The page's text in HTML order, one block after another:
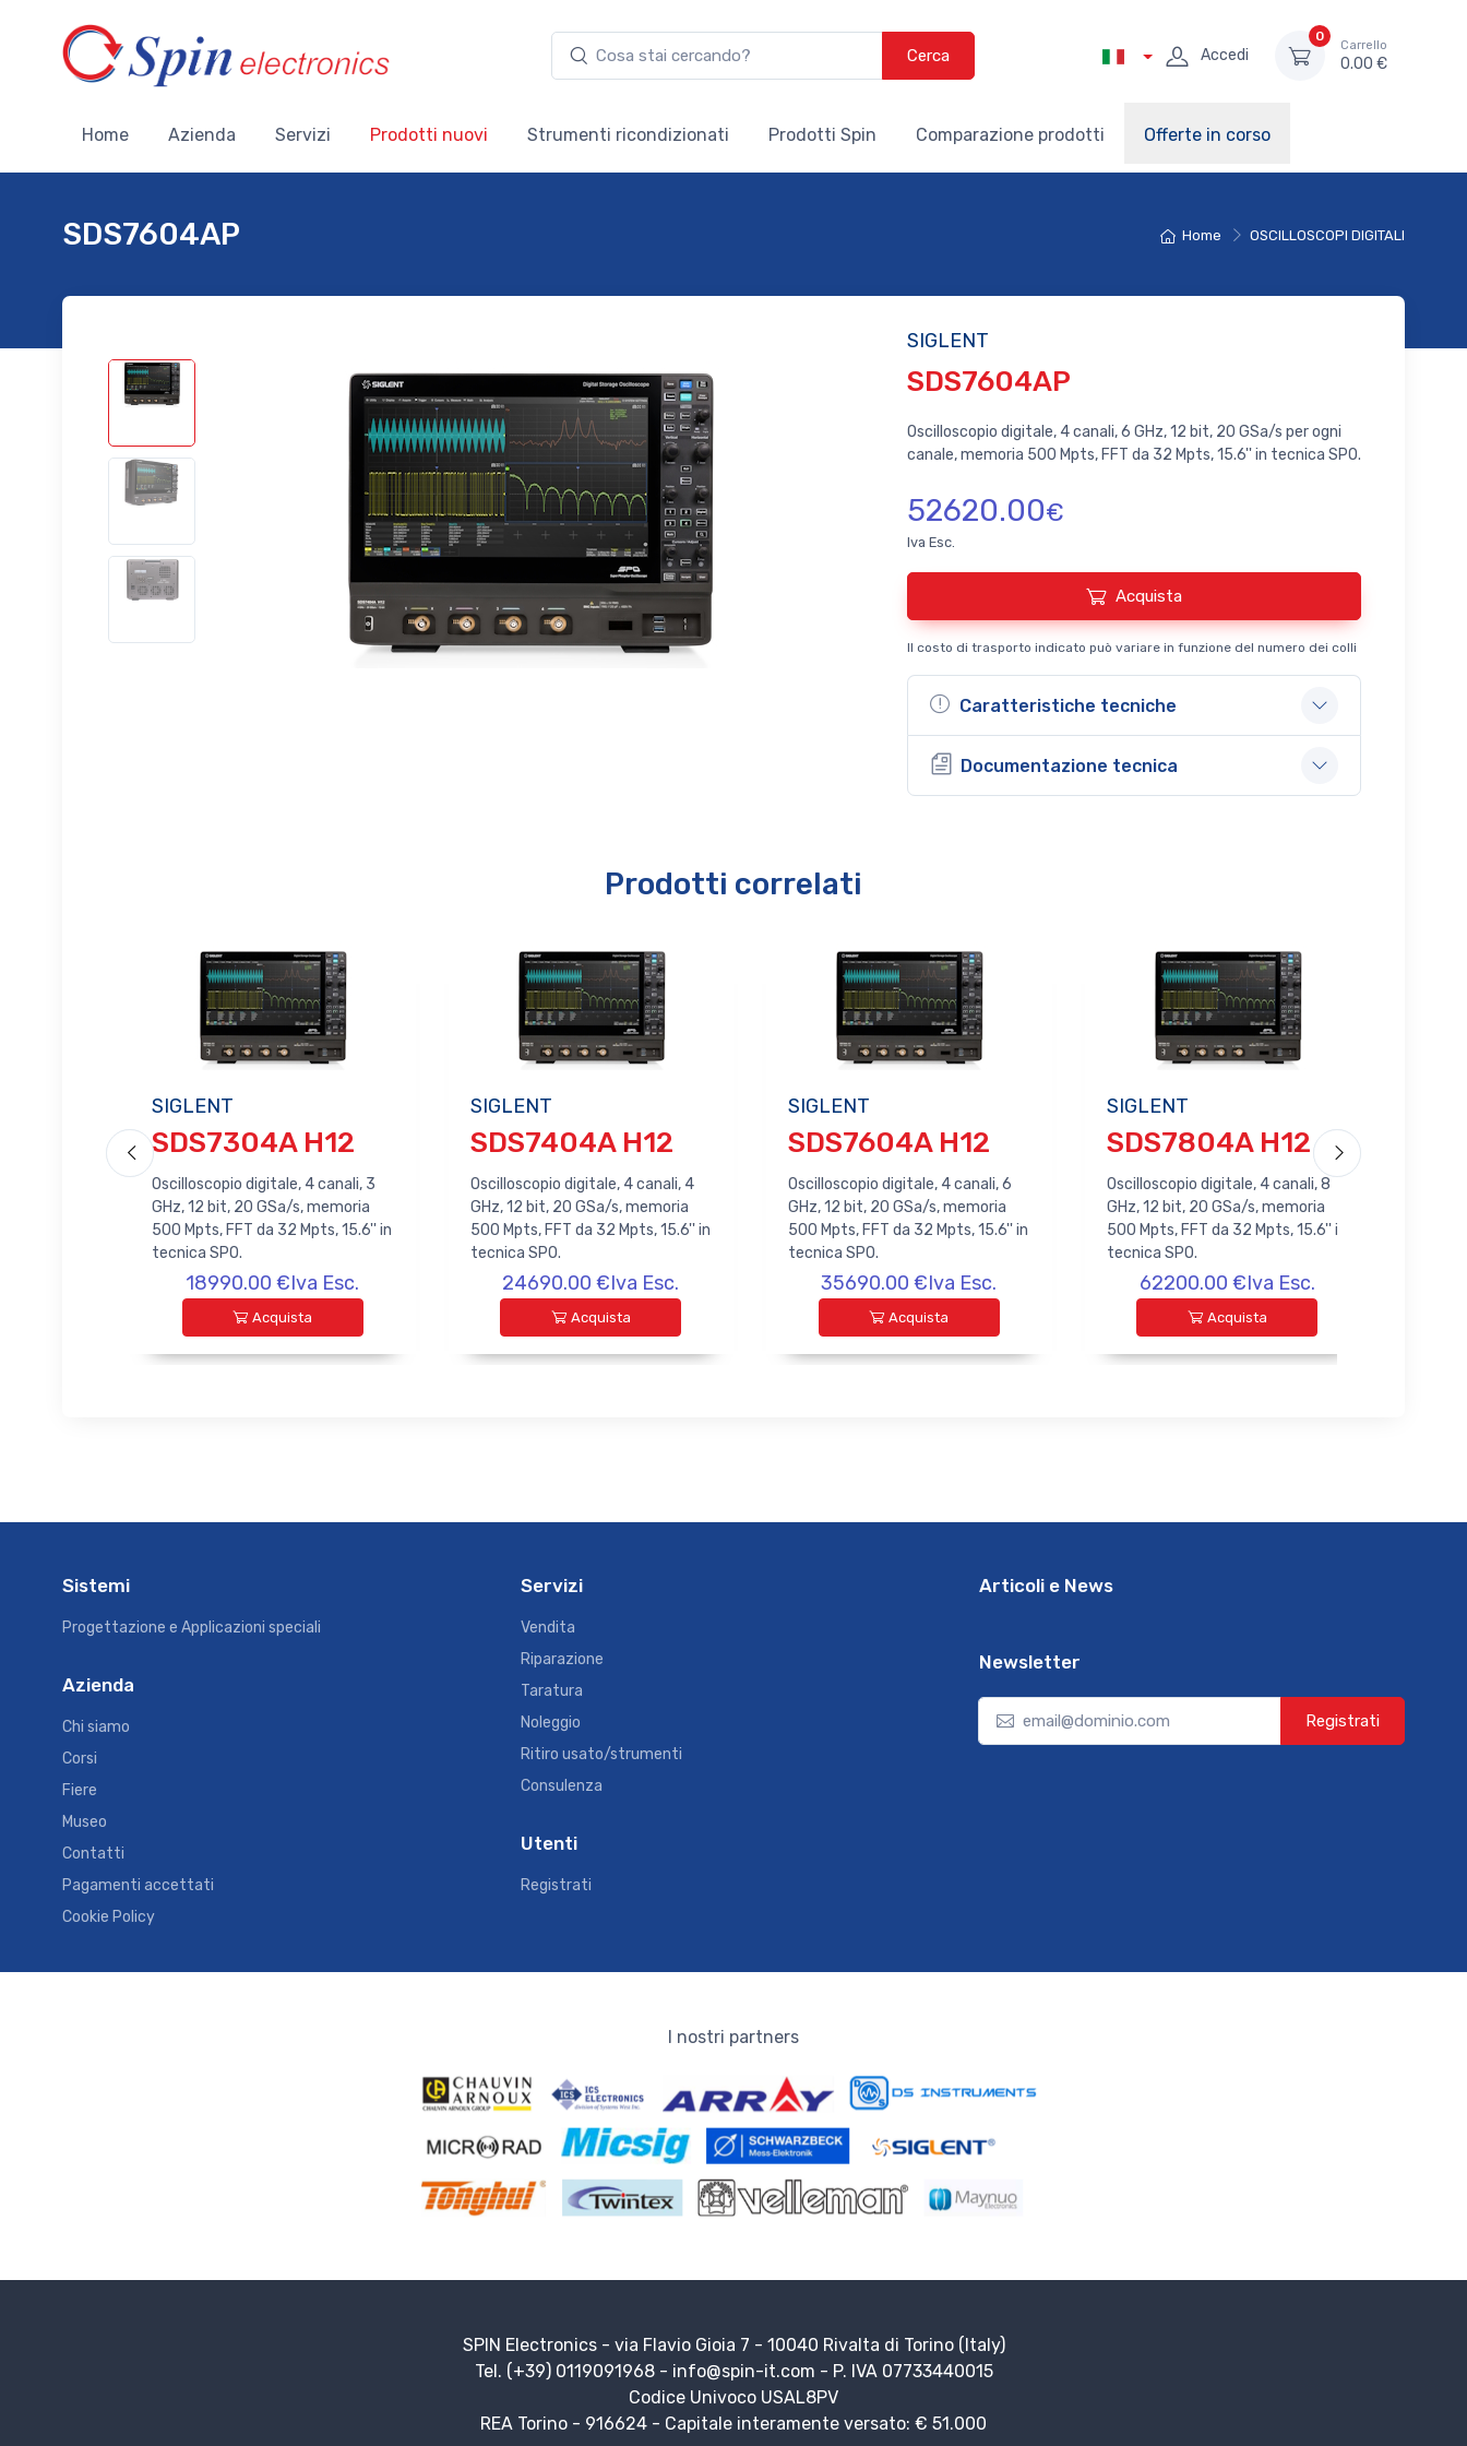
Cerca Accedi
0
Carrello
0.00 €
Home Azienda Servizi Prodotti nuovi Strumenti ricondizionati Prodotti Spin Comparazione prodotti Offerte in corso
Home OSCILLOSCOPI DIGITALI
SDS7604AP
SIGLENT
SDS7604AP
Oscilloscopio digitale, 4 canali, 6 GHz, 12 bit, 20 GSa/s per ogni
canale, memoria 500 Mpts, FFT da 32 Mpts, 15.6'' in tecnica SPO.
52620.00€
Iva Esc.
Acquista
Il costo di trasporto indicato può variare in funzione del numero dei colli
Caratteristiche tecniche
Documentazione tecnica
Prodotti correlati
SIGLENT
SDS7304A H12
Oscilloscopio digitale, 4 canali, 3
GHz, 12 bit, 20 GSa/s, memoria
500 Mpts, FFT da 32 Mpts, 15.6'' in
tecnica SPO.
18990.00 €Iva Esc.
Acquista
SIGLENT
SDS7404A H12
Oscilloscopio digitale, 4 canali, 4
GHz, 12 bit, 20 GSa/s, memoria
500 Mpts, FFT da 32 Mpts, 15.6'' in
tecnica SPO.
24690.00 €Iva Esc.
Acquista
SIGLENT
SDS7604A H12
Oscilloscopio digitale, 4 canali, 6
GHz, 12 bit, 20 GSa/s, memoria
500 Mpts, FFT da 32 Mpts, 15.6'' in
tecnica SPO.
35690.00 €Iva Esc.
Acquista
SIGLENT
SDS7804A H12
Oscilloscopio digitale, 4 canali, 8
GHz, 12 bit, 20 GSa/s, memoria
500 Mpts, FFT da 32 Mpts, 15.6'' in
tecnica SPO.
62200.00 €Iva Esc.
Acquista
Sistemi
Progettazione e Applicazioni speciali
Azienda
Chi siamo
Corsi
Fiere
Museo
Contatti
Pagamenti accettati
Cookie Policy
Servizi
Vendita
Riparazione
Taratura
Noleggio
Ritiro usato/strumenti
Consulenza
Utenti
Registrati
Articoli e News
Newsletter
Registrati
I nostri partners
SPIN Electronics - via Flavio Gioia 7 - 10040 Rivalta di Torino (Italy)
Tel. (+39) 0119091968 - info@spin-it.com - P. IVA 07733440015
Codice Univoco USAL8PV
REA Torino - 916624 - Capitale interamente versato: € 51.000